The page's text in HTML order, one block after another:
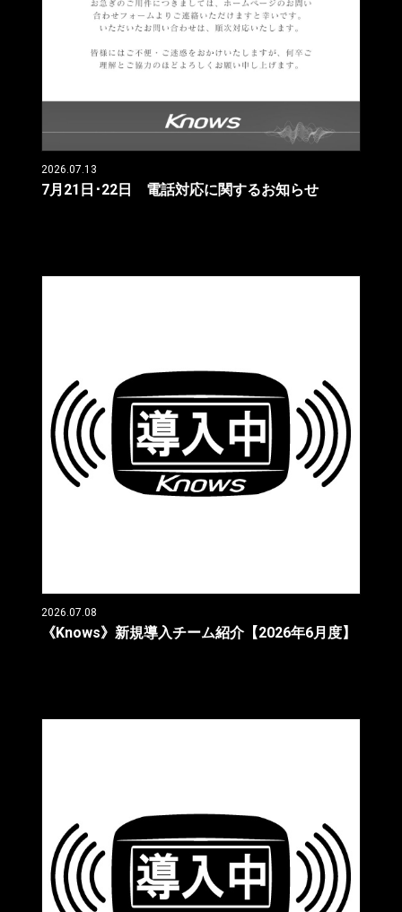
2026.07.13
7月21日･22日 電話対応に関するお知らせ
2026.07.08
《Knows》新規導入チーム紹介【2026年6月度】